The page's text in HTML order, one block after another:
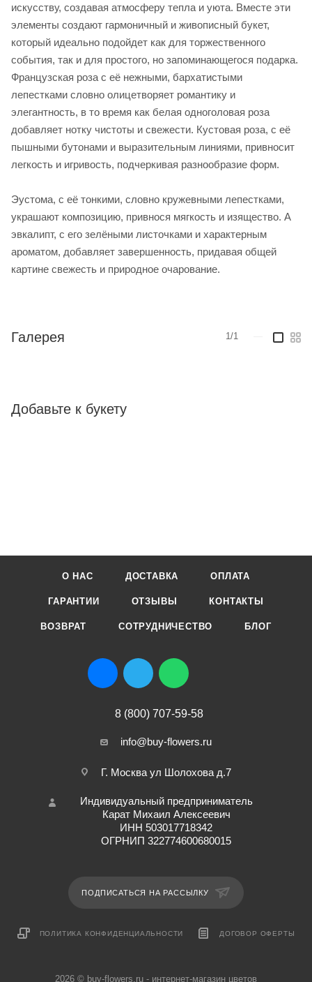
искусству, создавая атмосферу тепла и уюта. Вместе эти
элементы создают гармоничный и живописный букет,
который идеально подойдет как для торжественного
события, так и для простого, но запоминающегося подарка.
Французская роза с её нежными, бархатистыми
лепестками словно олицетворяет романтику и
элегантность, в то время как белая одноголовая роза
добавляет нотку чистоты и свежести. Кустовая роза, с её
пышными бутонами и выразительным линиями, привносит
легкость и игривость, подчеркивая разнообразие форм.
Эустома, с её тонкими, словно кружевными лепестками,
украшают композицию, привнося мягкость и изящество. А
эвкалипт, с его зелёными листочками и характерным
ароматом, добавляет завершенность, придавая общей
картине свежесть и природное очарование.
Галерея 1/1
Добавьте к букету
О НАС ДОСТАВКА ОПЛАТА
ГАРАНТИИ ОТЗЫВЫ КОНТАКТЫ
ВОЗВРАТ СОТРУДНИЧЕСТВО БЛОГ
8 (800) 707-59-58
info@buy-flowers.ru
Г. Москва ул Шолохова д.7
Индивидуальный предприниматель
Карат Михаил Алексеевич
ИНН 503017718342
ОГРНИП 322774600680015
ПОДПИСАТЬСЯ НА РАССЫЛКУ
ПОЛИТИКА КОНФИДЕНЦИАЛЬНОСТИ ДОГОВОР ОФЕРТЫ
2026 © buy-flowers.ru - интернет-магазин цветов